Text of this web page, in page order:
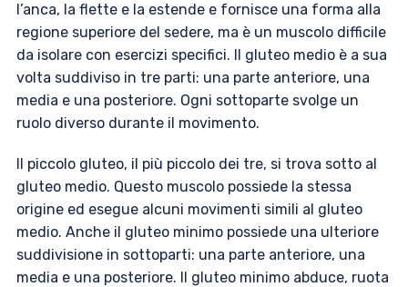
l’anca, la flette e la estende e fornisce una forma alla
regione superiore del sedere, ma è un muscolo difficile
da isolare con esercizi specifici. Il gluteo medio è a sua
volta suddiviso in tre parti: una parte anteriore, una
media e una posteriore. Ogni sottoparte svolge un
ruolo diverso durante il movimento.
Il piccolo gluteo, il più piccolo dei tre, si trova sotto al
gluteo medio. Questo muscolo possiede la stessa
origine ed esegue alcuni movimenti simili al gluteo
medio. Anche il gluteo minimo possiede una ulteriore
suddivisione in sottoparti: una parte anteriore, una
media e una posteriore. Il gluteo minimo abduce, ruota